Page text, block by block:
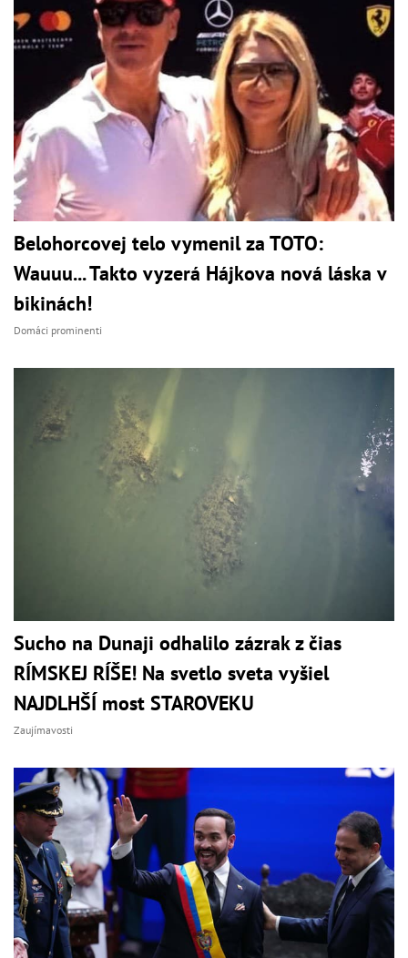
Belohorcovej telo vymenil za TOTO:
Wauuu... Takto vyzerá Hájkova nová láska v
bikinách!
Domáci prominenti
Sucho na Dunaji odhalilo zázrak z čias
RÍMSKEJ RÍŠE! Na svetlo sveta vyšiel
NAJDLHŠÍ most STAROVEKU
Zaujímavosti